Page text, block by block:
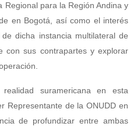
Regional para la Región Andina y
en Bogotá, así como el interés
dicha instancia multilateral de
con sus contrapartes y explorar
suramericana en esta
Representante de la ONUDD en
de profundizar entre ambas